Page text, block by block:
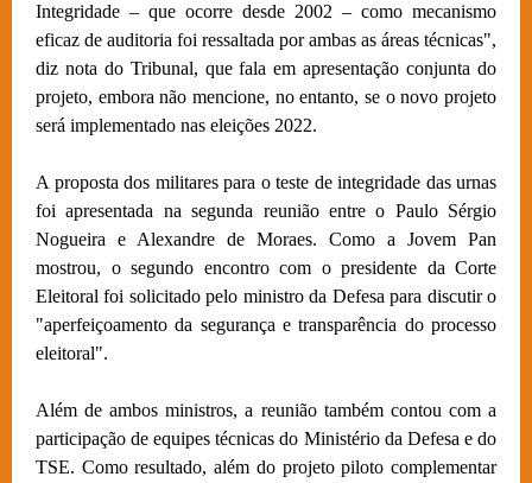
Integridade – que ocorre desde 2002 – como mecanismo
eficaz de auditoria foi ressaltada por ambas as áreas técnicas",
diz nota do Tribunal, que fala em apresentação conjunta do
projeto, embora não mencione, no entanto, se o novo projeto
será implementado nas eleições 2022.
A proposta dos militares para o teste de integridade das urnas
foi apresentada na segunda reunião entre o Paulo Sérgio
Nogueira e Alexandre de Moraes. Como a Jovem Pan
mostrou, o segundo encontro com o presidente da Corte
Eleitoral foi solicitado pelo ministro da Defesa para discutir o
"aperfeiçoamento da segurança e transparência do processo
eleitoral".
Além de ambos ministros, a reunião também contou com a
participação de equipes técnicas do Ministério da Defesa e do
TSE. Como resultado, além do projeto piloto complementar